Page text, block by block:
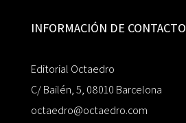
INFORMACIÓN DE CONTACTO
Editorial Octaedro
C/ Bailén, 5, 08010 Barcelona
octaedro@octaedro.com